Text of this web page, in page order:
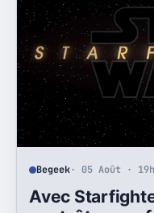
Begeek· 05 Août ·
Avec